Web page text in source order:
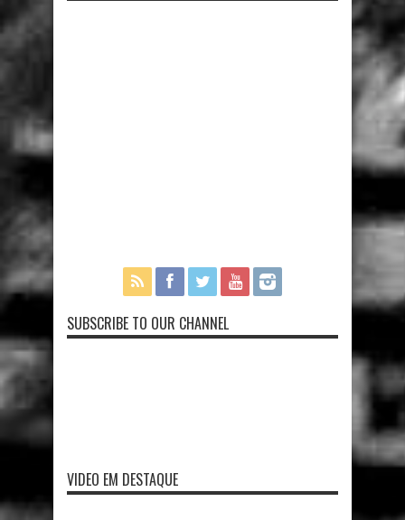
SUBSCRIBE TO OUR CHANNEL
VIDEO EM DESTAQUE